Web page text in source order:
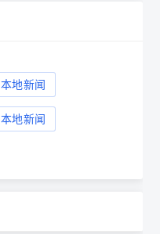
本地新闻
本地新闻